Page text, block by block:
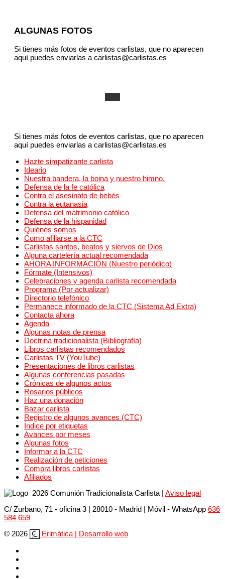
ALGUNAS FOTOS
Si tienes más fotos de eventos carlistas, que no aparecen
aquí puedes enviarlas a carlistas@carlistas.es
Si tienes más fotos de eventos carlistas, que no aparecen
aquí puedes enviarlas a carlistas@carlistas.es
Hazte simpatizante carlista
Ideario
Nuestra bandera, la boina y nuestro himno.
Defensa de la fe católica
Contra el asesinato de bebés
Contra la eutanasia
Defensa del matrimonio católico
Defensa de la hispanidad
Quiénes somos
Como afiliarse a la CTC
Carlistas santos, beatos y siervos de Dios
Alguna cartelería actual recomendada
AHORA INFORMACIÓN (Nuestro periódico)
Fórmate (Intensivos)
Celebraciones y agenda carlista recomendada
Programa (Por actualizar)
Directorio telefónico
Permanece informado de la CTC (Sistema Ad Extra)
Contacta ahora
Agenda
Algunas notas de prensa
Doctrina tradicionalista (Bibliografía)
Libros carlistas recomendados
Carlistas TV (YouTube)
Presentaciones de libros carlistas
Algunas conferencias pasadas
Crónicas de algunos actos
Rosarios públicos
Haz una donación
Bazar carlista
Registro de algunos avances (CTC)
Índice por etiquetas
Avances por meses
Algunas fotos
Informar a la CTC
Realización de peticiones
Compra libros carlistas
Afiliados
2026 Comunión Tradicionalista Carlista | Aviso legal
C/ Zurbano, 71 - oficina 3 | 28010 - Madrid | Móvil - WhatsApp 636
584 659
© 2026
Erimática | Desarrollo web